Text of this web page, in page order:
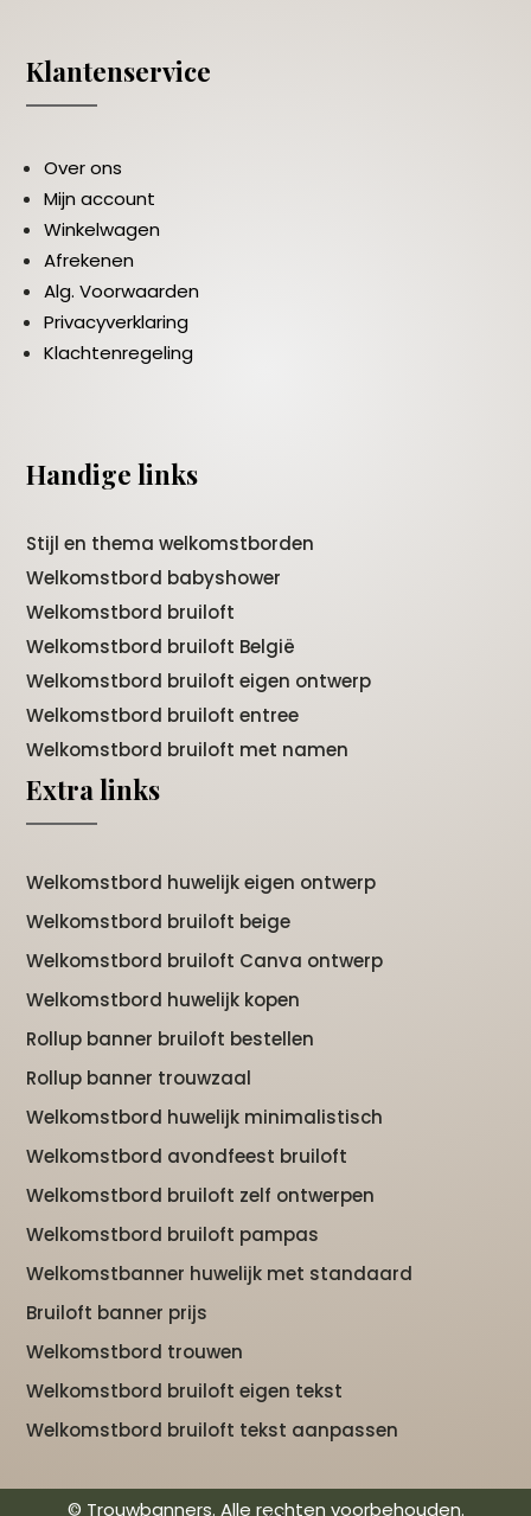
Klantenservice
Over ons
Mijn account
Winkelwagen
Afrekenen
Alg. Voorwaarden
Privacyverklaring
Klachtenregeling
Handige links
Stijl en thema welkomstborden
Welkomstbord babyshower
Welkomstbord bruiloft
Welkomstbord bruiloft België
Welkomstbord bruiloft eigen ontwerp
Welkomstbord bruiloft entree
Welkomstbord bruiloft met namen
Extra links
Welkomstbord huwelijk eigen ontwerp
Welkomstbord bruiloft beige
Welkomstbord bruiloft Canva ontwerp
Welkomstbord huwelijk kopen
Rollup banner bruiloft bestellen
Rollup banner trouwzaal
Welkomstbord huwelijk minimalistisch
Welkomstbord avondfeest bruiloft
Welkomstbord bruiloft zelf ontwerpen
Welkomstbord bruiloft pampas
Welkomstbanner huwelijk met standaard
Bruiloft banner prijs
Welkomstbord trouwen
Welkomstbord bruiloft eigen tekst
Welkomstbord bruiloft tekst aanpassen
© Trouwbanners. Alle rechten voorbehouden.